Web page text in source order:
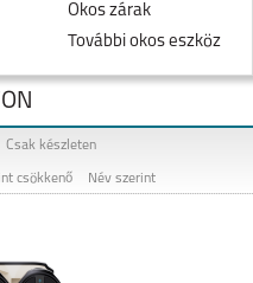
Okos zárak
További okos eszköz
Csak készleten
csökkenő Név szerint